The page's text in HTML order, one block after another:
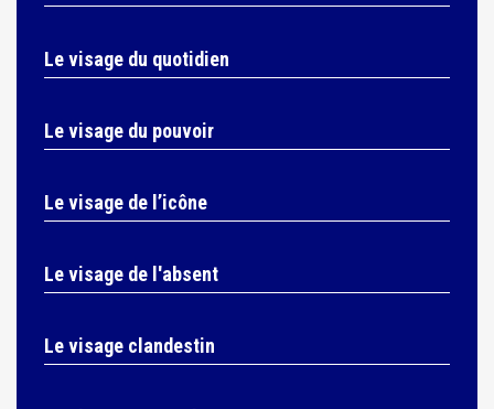
Le visage du quotidien
Le visage du pouvoir
Le visage de l’icône
Le visage de l'absent
Le visage clandestin